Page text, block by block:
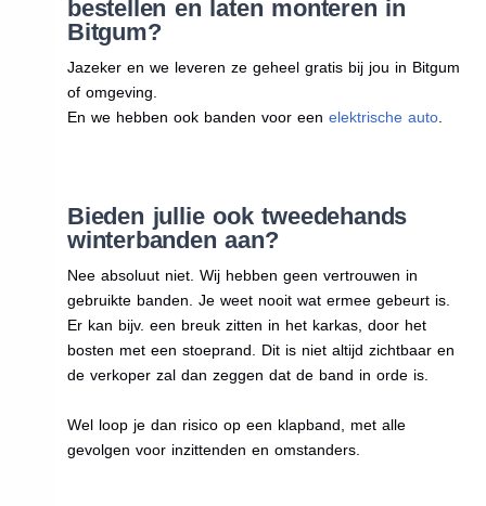
bestellen en laten monteren in
Bitgum?
Jazeker en we leveren ze geheel gratis bij jou in Bitgum
of omgeving.
En we hebben ook banden voor een elektrische auto.
Bieden jullie ook tweedehands
winterbanden aan?
Nee absoluut niet. Wij hebben geen vertrouwen in
gebruikte banden. Je weet nooit wat ermee gebeurt is.
Er kan bijv. een breuk zitten in het karkas, door het
bosten met een stoeprand. Dit is niet altijd zichtbaar en
de verkoper zal dan zeggen dat de band in orde is.
Wel loop je dan risico op een klapband, met alle
gevolgen voor inzittenden en omstanders.